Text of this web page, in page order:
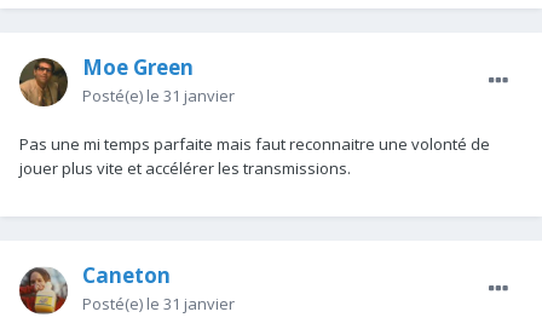
Moe Green
Posté(e) le 31 janvier
Pas une mi temps parfaite mais faut reconnaitre une volonté de
jouer plus vite et accélérer les transmissions.
Caneton
Posté(e) le 31 janvier